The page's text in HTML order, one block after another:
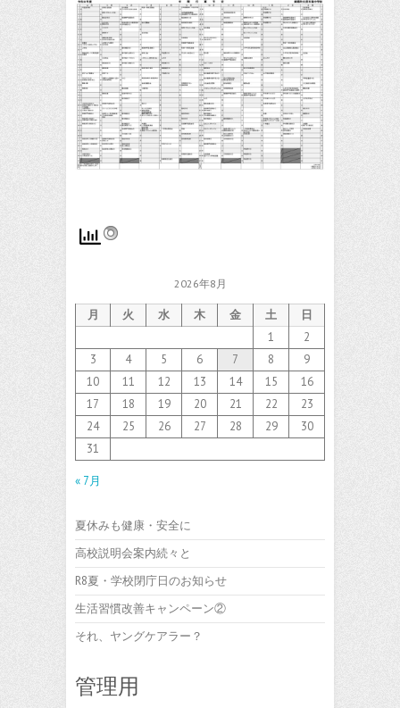
2026年8月
月 火 水 木 金 土
日
1
2
3
4 5 6 7 8
9
10
11 12 13 14 15
16
17
18 19 20 21 22
23
24
25 26 27 28 29
30
31
« 7月
夏休みも健康・安全に
高校説明会案内続々と
R8夏・学校閉庁日のお知らせ
生活習慣改善キャンペーン②
それ、ヤングケアラー？
管理用